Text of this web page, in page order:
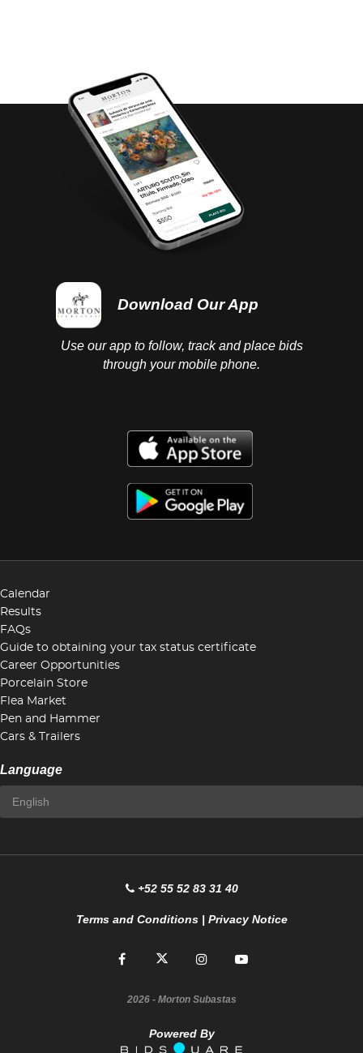
Download Our App
Use our app to follow, track and place bids
through your mobile phone.
Calendar
Results
FAQs
Guide to obtaining your tax status certificate
Career Opportunities
Porcelain Store
Flea Market
Pen and Hammer
Cars & Trailers
Language
+52 55 52 83 31 40
Terms and Conditions| Privacy Notice
2026- Morton Subastas
Powered By